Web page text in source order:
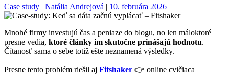
Case study | Natália Andrejová | 10. februára 2026
Mnohé firmy investujú čas a peniaze do blogu, no len máloktoré
presne vedia, ktoré články im skutočne prinášajú hodnotu.
Čítanosť sama o sebe totiž ešte neznamená výsledky.
Presne tento problém riešil aj Fitshaker 👉 online cvičiaca